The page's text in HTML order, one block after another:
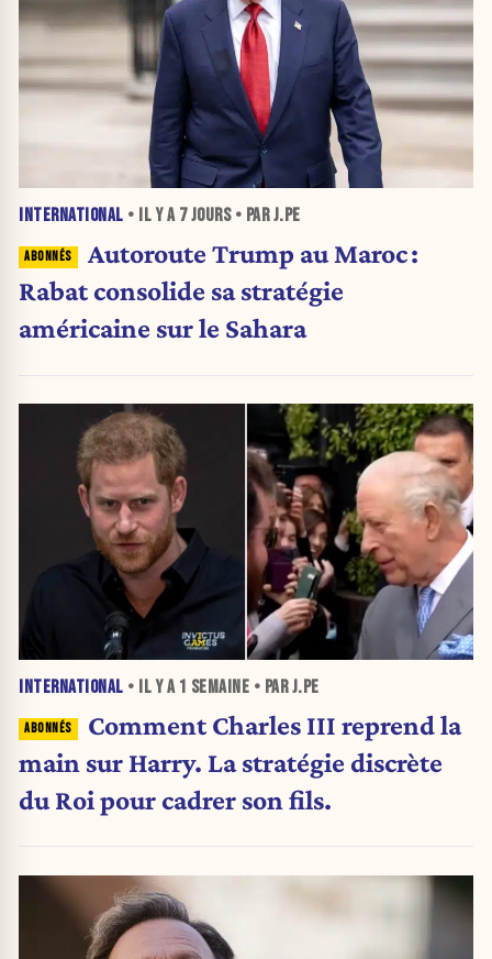
INTERNATIONAL • IL Y A 7 JOURS• PAR J.PE
Autoroute Trump au Maroc :
Rabat consolide sa stratégie
américaine sur le Sahara
INTERNATIONAL • IL Y A 1 SEMAINE • PAR J.PE
Comment Charles III reprend la
main sur Harry. La stratégie discrète
du Roi pour cadrer son fils.